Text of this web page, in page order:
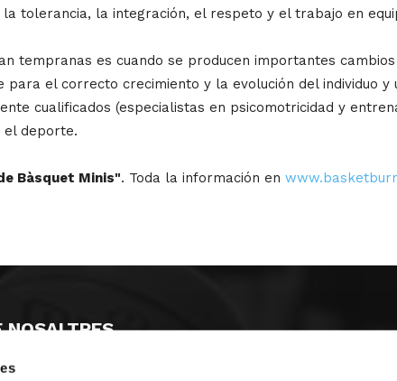
tolerancia, la integración, el respeto y el trabajo en
tempranas es cuando se producen importantes
el correcto crecimiento y la evolución del individuo
cualificados (especialistas en psicomotricidad y
deporte.
Bàsquet Minis". Toda la información en
NOSALTRES